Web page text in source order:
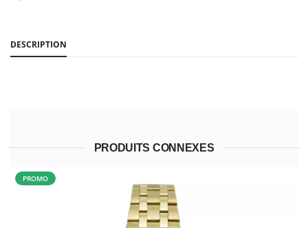
DESCRIPTION
PRODUITS CONNEXES
PROMO